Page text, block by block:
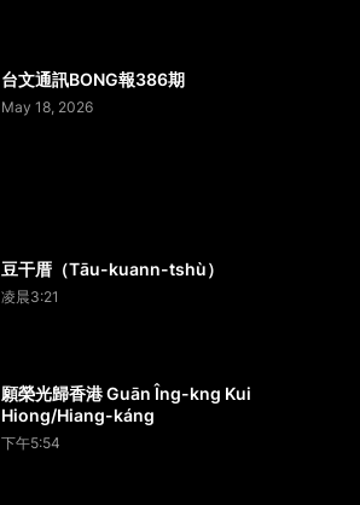
台文通訊BONG報386期
May 18, 2026
豆干厝（Tāu-kuann-tshù）
凌晨3:21
願榮光歸香港 Guān Îng-kng Kui
Hiong/Hiang-káng
下午5:54